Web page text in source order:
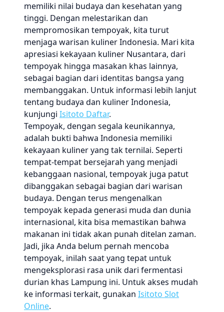
memiliki nilai budaya dan kesehatan yang
tinggi. Dengan melestarikan dan
mempromosikan tempoyak, kita turut
menjaga warisan kuliner Indonesia. Mari kita
apresiasi kekayaan kuliner Nusantara, dari
tempoyak hingga masakan khas lainnya,
sebagai bagian dari identitas bangsa yang
membanggakan. Untuk informasi lebih lanjut
tentang budaya dan kuliner Indonesia,
kunjungi Isitoto Daftar.
Tempoyak, dengan segala keunikannya,
adalah bukti bahwa Indonesia memiliki
kekayaan kuliner yang tak ternilai. Seperti
tempat-tempat bersejarah yang menjadi
kebanggaan nasional, tempoyak juga patut
dibanggakan sebagai bagian dari warisan
budaya. Dengan terus mengenalkan
tempoyak kepada generasi muda dan dunia
internasional, kita bisa memastikan bahwa
makanan ini tidak akan punah ditelan zaman.
Jadi, jika Anda belum pernah mencoba
tempoyak, inilah saat yang tepat untuk
mengeksplorasi rasa unik dari fermentasi
durian khas Lampung ini. Untuk akses mudah
ke informasi terkait, gunakan Isitoto Slot
Online.